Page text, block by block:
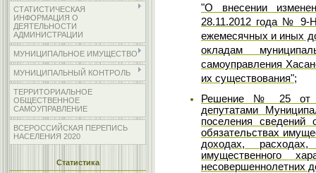
СТАТИСТИЧЕСКАЯ
ИНФОРМАЦИЯ О
ДЕЯТЕЛЬНОСТИ
АДМИНИСТРАЦИИ
МУНИЦИПАЛЬНОЕ ИМУЩЕСТВО
МУНИЦИПАЛЬНЫЙ КОНТРОЛЬ
ТЕРРИТОРИАЛЬНОЕ
ОБЩЕСТВЕННОЕ
САМОУПРАВЛЕНИЕ
ВСЕРОССИЙСКАЯ ПЕРЕПИСЬ
НАСЕЛЕНИЯ 2020
Статистика
"О внесении
28.11.2012 года № 9-
ежемесячных и иных
окладам
самоуправления
их существования";
Решение № 25 от
депутатами
поселения
обязательствах
доходах,
имущественного
несовершеннолетних